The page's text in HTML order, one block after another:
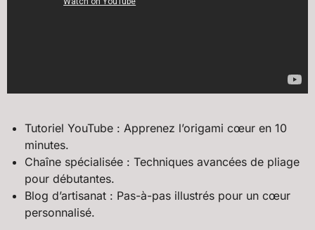
Tutoriel YouTube : Apprenez l’origami cœur en 10
minutes.
Chaîne spécialisée : Techniques avancées de pliage
pour débutantes.
Blog d’artisanat : Pas-à-pas illustrés pour un cœur
personnalisé.